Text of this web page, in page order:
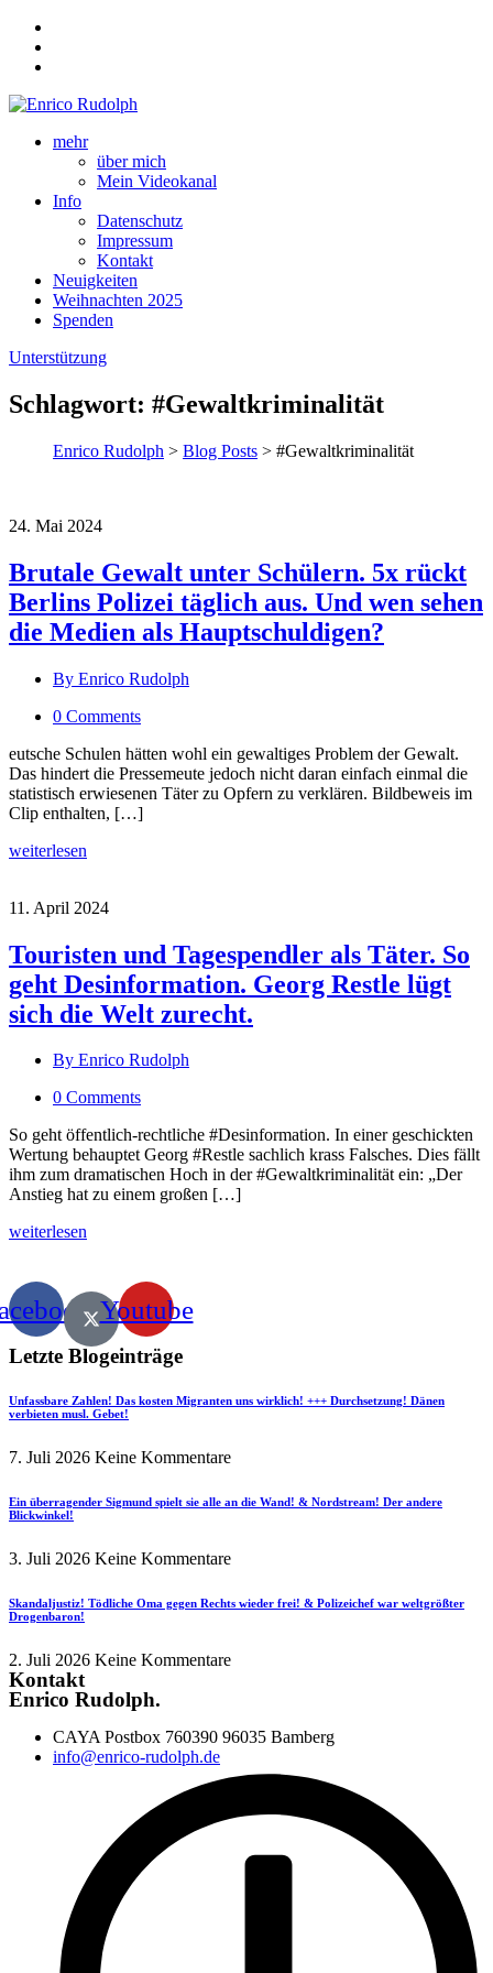
mehr
über mich
Mein Videokanal
Info
Datenschutz
Impressum
Kontakt
Neuigkeiten
Weihnachten 2025
Spenden
Unterstützung
Schlagwort: #Gewaltkriminalität
Enrico Rudolph > Blog Posts > #Gewaltkriminalität
24. Mai 2024
Brutale Gewalt unter Schülern. 5x rückt
Berlins Polizei täglich aus. Und wen sehen
die Medien als Hauptschuldigen?
By Enrico Rudolph
0 Comments
eutsche Schulen hätten wohl ein gewaltiges Problem der Gewalt.
Das hindert die Pressemeute jedoch nicht daran einfach einmal die
statistisch erwiesenen Täter zu Opfern zu verklären. Bildbeweis im
Clip enthalten, […]
weiterlesen
11. April 2024
Touristen und Tagespendler als Täter. So
geht Desinformation. Georg Restle lügt
sich die Welt zurecht.
By Enrico Rudolph
0 Comments
So geht öffentlich-rechtliche #Desinformation. In einer geschickten
Wertung behauptet Georg #Restle sachlich krass Falsches. Dies fällt
ihm zum dramatischen Hoch in der #Gewaltkriminalität ein: „Der
Anstieg hat zu einem großen […]
weiterlesen
Youtube
Letzte Blogeinträge
Unfassbare Zahlen! Das kosten Migranten uns wirklich! +++ Durchsetzung! Dänen
verbieten musl. Gebet!
7. Juli 2026 Keine Kommentare
Ein überragender Sigmund spielt sie alle an die Wand! & Nordstream! Der andere
Blickwinkel!
3. Juli 2026 Keine Kommentare
Skandaljustiz! Tödliche Oma gegen Rechts wieder frei! & Polizeichef war weltgrößter
Drogenbaron!
2. Juli 2026 Keine Kommentare
Kontakt
Enrico Rudolph.
CAYA Postbox 760390 96035 Bamberg
info@enrico-rudolph.de